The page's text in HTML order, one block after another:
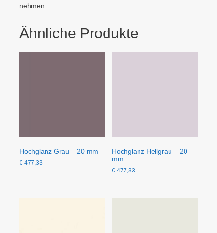
nehmen.
Ähnliche Produkte
Hochglanz Grau – 20 mm
€ 477,33
Hochglanz Hellgrau – 20
mm
€ 477,33